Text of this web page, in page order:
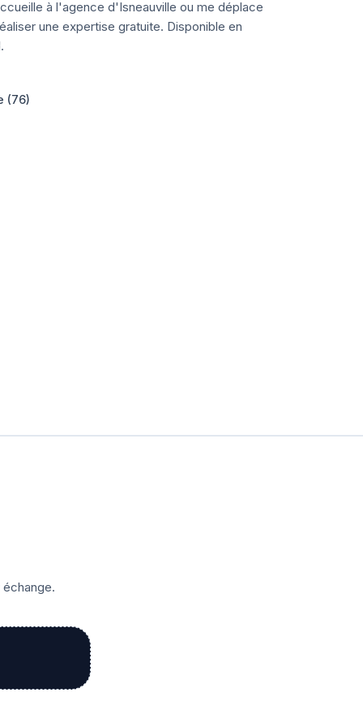
à l'agence d'Isneauville ou me déplace
une expertise gratuite. Disponible en
(76)